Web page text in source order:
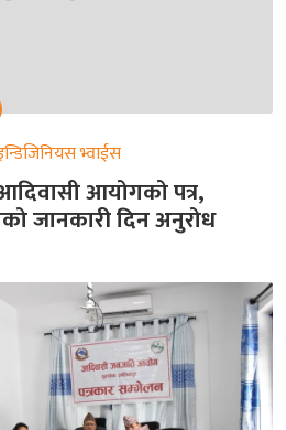
भ्वाईस
आदिवासी आयोगको पत्र,
जानकारी दिन अनुरोध